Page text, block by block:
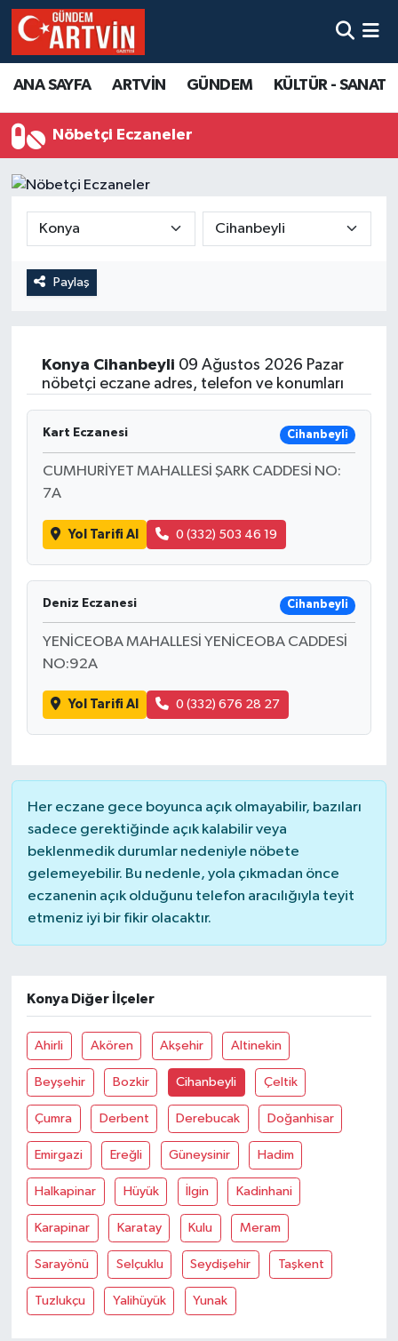
ANA SAYFA ARTVİN GÜNDEM KÜLTÜR - SANAT
Nöbetçi Eczaneler
Paylaş
Konya Cihanbeyli 09 Ağustos 2026 Pazar
nöbetçi eczane adres, telefon ve konumları
Kart Eczanesi Cihanbeyli
CUMHURİYET MAHALLESİ ŞARK CADDESİ NO:
7A
Yol Tarifi Al 0 (332) 503 46 19
Deniz Eczanesi Cihanbeyli
YENİCEOBA MAHALLESİ YENİCEOBA CADDESİ
NO:92A
Yol Tarifi Al 0 (332) 676 28 27
Her eczane gece boyunca açık olmayabilir, bazıları
sadece gerektiğinde açık kalabilir veya
beklenmedik durumlar nedeniyle nöbete
gelemeyebilir. Bu nedenle, yola çıkmadan önce
eczanenin açık olduğunu telefon aracılığıyla teyit
etmeniz iyi bir fikir olacaktır.
Konya Diğer İlçeler
Ahirli Akören Akşehir Altinekin
Beyşehir Bozkir Cihanbeyli Çeltik
Çumra Derbent Derebucak Doğanhisar
Emirgazi Ereğli Güneysinir Hadim
Halkapinar Hüyük İlgin Kadinhani
Karapinar Karatay Kulu Meram
Sarayönü Selçuklu Seydişehir Taşkent
Tuzlukçu Yalihüyük Yunak